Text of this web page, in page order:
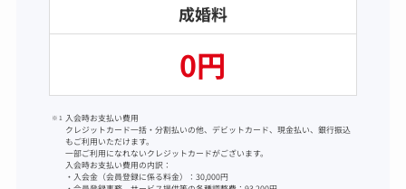
成婚料
0円
入会時お支払い費用
クレジットカード一括・分割払いの他、デビットカード、現金払い、銀行振込
もご利用いただけます。
一部ご利用になれないクレジットカードがございます。
入会時お支払い費用の内訳：
・入会金（会員登録に係る料金）：30,000円